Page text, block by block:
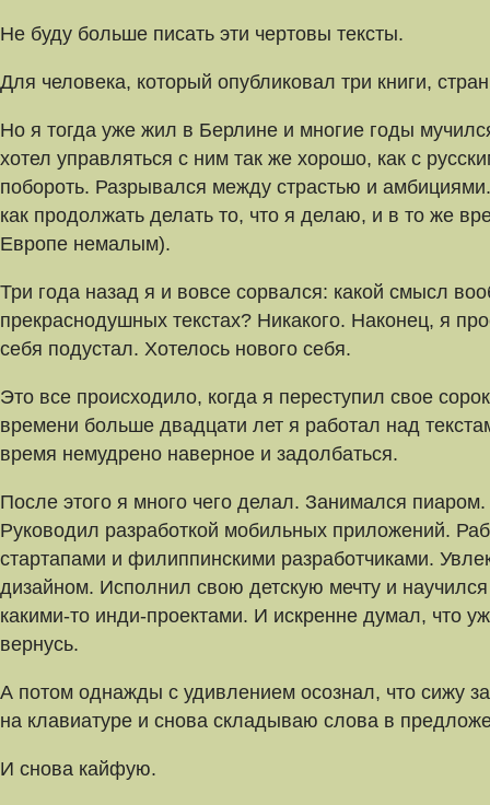
Не буду больше писать эти чертовы тексты.
Для человека, который опубликовал три книги,
Но я тогда уже жил в Берлине и многие годы
хотел управляться с ним так же хорошо, как с
побороть. Разрывался между страстью и
как продолжать делать то, что я делаю, и в то же
Европе немалым).
Три года назад я и вовсе сорвался: какой смысл
прекраснодушных текстах? Никакого. Наконец, я
себя подустал. Хотелось нового себя.
Это все происходило, когда я переступил свое
времени больше двадцати лет я работал над
время немудрено наверное и задолбаться.
После этого я много чего делал. Занимался
Руководил разработкой мобильных приложений.
стартапами и филиппинскими разработчиками.
дизайном. Исполнил свою детскую мечту и
какими-то инди-проектами. И искренне думал, что
вернусь.
А потом однажды с удивлением осознал, что сижу
на клавиатуре и снова складываю слова в
И снова кайфую.